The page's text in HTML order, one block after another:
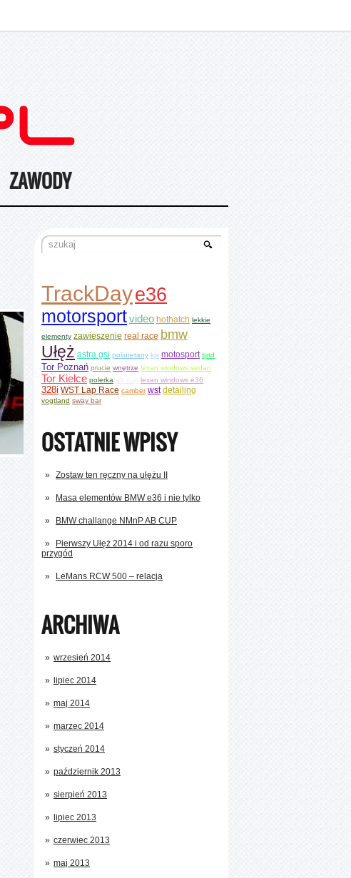
ZAWODY
TrackDaye36
motorsportvideo hothatch lekkie
elementy zawieszenie real race bmw
Ułęż astra gsi poliuretany kjs motosport tptd
Tor Poznań prucie wnętrze lexan windows sedan
Tor Kielce polerka lexan windows e36
328i WST Lap Race camber wst detailing
vogtland sway bar
OSTATNIE WPISY
Zostaw ten ręczny na ułężu II
Masa elementów BMW e36 i nie tylko
BMW challange NMnP AB CUP
Pierwszy Ułęż 2014 i od razu sporo
przygód
LeMans RCW 500 – relacja
ARCHIWA
wrzesień 2014
lipiec 2014
maj 2014
marzec 2014
styczeń 2014
październik 2013
sierpień 2013
lipiec 2013
czerwiec 2013
maj 2013